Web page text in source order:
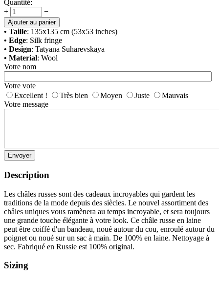
Quantité:
+
−
Ajouter au panier
• Taille: 135x135 cm (53x53 inches)
• Edge: Silk fringe
• Design: Tatyana Suharevskaya
• Material: Wool
Votre nom
Votre vote
Excellent !
Très bien Moyen Juste
Mauvais
Votre message
Envoyer
Description
Les châles russes sont des cadeaux incroyables qui gardent les
traditions de la mode depuis des siècles. Le nouvel assortiment des
châles uniques vous ramènera au temps incroyable, et sera toujours
une grande touche élégante à votre look. Ce châle russe en laine
peut être coiffé d'un bandeau, noué autour du cou, enroulé autour du
poignet ou noué sur un sac à main. De 100% en laine. Nettoyage à
sec. Fabriqué en Russie est 100% original.
Sizing